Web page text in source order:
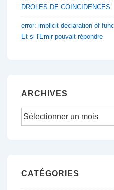
DROLES DE COINCIDENCES
error: implicit declaration of
Et si l'Emir pouvait répondre
ARCHIVES
Archives
CATÉGORIES